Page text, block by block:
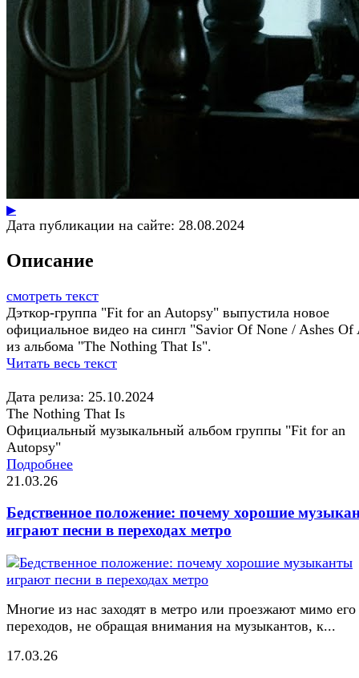
▶
Дата публикации на сайте: 28.08.2024
Описание
смотреть текст
Дэткор-группа "Fit for an Autopsy" выпустила новое
официальное видео на сингл "Savior Of None / Ashes
из альбома "The Nothing That Is".
Читать весь текст
Дата релиза: 25.10.2024
The Nothing That Is
Официальный музыкальный альбом группы "Fit for an
Autopsy"
Подробнее
21.03.26
Бедственное положение: почему хорошие
играют песни в переходах метро
Многие из нас заходят в метро или проезжают мимо его
переходов, не обращая внимания на музыкантов, к...
17.03.26